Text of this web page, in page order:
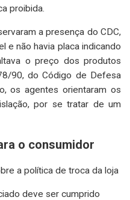
proibida.
a presença do CDC,
e não havia placa indicando
o preço dos produtos
90, do Código de Defesa
os agentes orientaram os
por se tratar de um
o consumidor
a política de troca da loja
deve ser cumprido